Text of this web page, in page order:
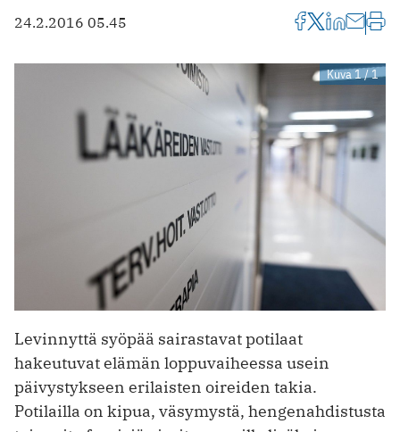
24.2.2016 05.45
Kuva 1 / 1
Levinnyttä syöpää sairastavat potilaat
hakeutuvat elämän loppuvaiheessa usein
päivystykseen erilaisten oireiden takia.
Potilailla on kipua, väsymystä, hengen­ahdistusta